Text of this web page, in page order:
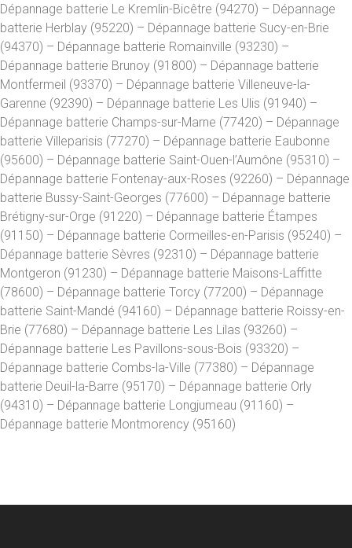
Dépannage batterie Le Kremlin-Bicêtre (94270) – Dépannage
batterie Herblay (95220) – Dépannage batterie Sucy-en-Brie
(94370) – Dépannage batterie Romainville (93230) –
Dépannage batterie Brunoy (91800) – Dépannage batterie
Montfermeil (93370) – Dépannage batterie Villeneuve-la-
Garenne (92390) – Dépannage batterie Les Ulis (91940) –
Dépannage batterie Champs-sur-Marne (77420) – Dépannage
batterie Villeparisis (77270) – Dépannage batterie Eaubonne
(95600) – Dépannage batterie Saint-Ouen-l’Aumône (95310) –
Dépannage batterie Fontenay-aux-Roses (92260) – Dépannage
batterie Bussy-Saint-Georges (77600) – Dépannage batterie
Brétigny-sur-Orge (91220) – Dépannage batterie Étampes
(91150) – Dépannage batterie Cormeilles-en-Parisis (95240) –
Dépannage batterie Sèvres (92310) – Dépannage batterie
Montgeron (91230) – Dépannage batterie Maisons-Laffitte
(78600) – Dépannage batterie Torcy (77200) – Dépannage
batterie Saint-Mandé (94160) – Dépannage batterie Roissy-en-
Brie (77680) – Dépannage batterie Les Lilas (93260) –
Dépannage batterie Les Pavillons-sous-Bois (93320) –
Dépannage batterie Combs-la-Ville (77380) – Dépannage
batterie Deuil-la-Barre (95170) – Dépannage batterie Orly
(94310) – Dépannage batterie Longjumeau (91160) –
Dépannage batterie Montmorency (95160)